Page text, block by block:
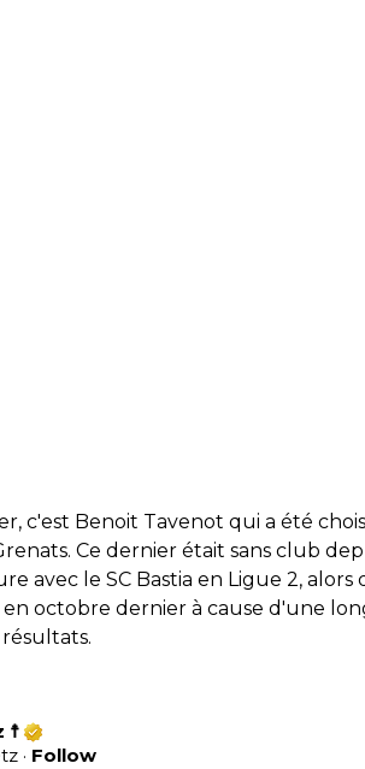
c'est Benoit Tavenot qui a été
Ce dernier était sans club
avec le SC Bastia en Ligue 2, alors
en octobre dernier à cause d'une
☨
· Follow